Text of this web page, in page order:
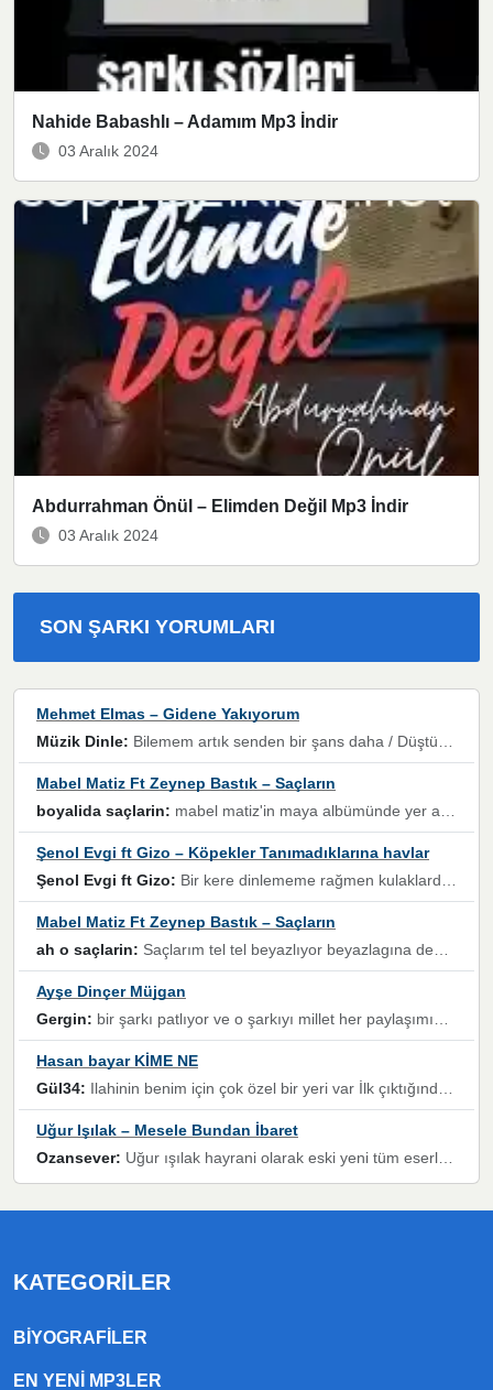
Nahide Babashlı – Adamım Mp3 İndir
03 Aralık 2024
Abdurrahman Önül – Elimden Değil Mp3 İndir
03 Aralık 2024
SON ŞARKI YORUMLARI
Mehmet Elmas – Gidene Yakıyorum
Müzik Dinle: Bilemem artık senden bir şans daha / Düştüğün zaman ben olmayacağım yanında” dizeleri, artık geçmişin tekrarına izin verilmeyeceğini, kişisel sınırların çizildiğini gösteriyor.
Mabel Matiz Ft Zeynep Bastık – Saçların
boyalida saçlarin: mabel matiz'in maya albümünde yer alan güzellerden. parça da şarkı hani! müzikal altyapısına vurulduğum, sözlerinde kaybolduğum bir parça olmuş.
Şenol Evgi ft Gizo – Köpekler Tanımadıklarına havlar
Şenol Evgi ft Gizo: Bir kere dinlememe rağmen kulaklardan gitmiyor sen sen sen sen kurban ol sen sen sen sen hayran ol yükses ses müzik dinleme sebebisiniz canlar bomba gibi patladınız maşallah
Mabel Matiz Ft Zeynep Bastık – Saçların
ah o saçlarin: Saçlarım tel tel beyazlıyor beyazlagına degil yanımda sen yoksun ona üzülüyorum günler bir bir geçiyor geçen günlere değil sensiz geçen günlere darılıyorum,Dinledikce asla kavusamayacagim ama asla unutamicagim sevdiğim adam için yanar içim
Ayşe Dinçer Müjgan
Gergin: bir şarkı patlıyor ve o şarkıyı millet her paylaşımın altına koyuyor ve öyle bir durum hal alıyor ki şarkıyı dinlemeden şarkıdan bikıyorsun Ama bu enteresan bir şekilde dillere dolanıyor millet olarak seviyoruz dertlerle boğuşurken bir yandan da göbek atmayi))) diyeceklerim bu kadar güzel hoş bir sayfa emeğinize sağlık arkadaşlar kolay gelsin
Hasan bayar KİME NE
Gül34: Ilahinin benim için çok özel bir yeri var İlk çıktığında komşum ne kadar yüksek sesle dinliyorsa orada duymuştum ve YouTube'dan aratıp Bu ilahiyi bulmuştum ve sonra müdavimi oldum günlük Ben de 3-5 kere dinleyip ezberleyip artık ilahiye bende eşlik ediyorum yüksek sesle Allah razı olsun hizmet nimettir Rabbim sizin zahmetlerinize de hayırlı nimetler versin Selam ve dua ile Allah'a emanet olun
Uğur Işılak – Mesele Bundan İbaret
Ozansever: Uğur ışılak hayrani olarak eski yeni tüm eserlerini keyifle huzurla dinleyenlerden birisiyim, emeğine saygı duyan gönül veren bunu en güzel şekilde sevenlerine ulaştıran siz değerli sayfa yöneticilerine de teşekkür ederim
KATEGORILER
BIYOGRAFILER
EN YENI MP3LER